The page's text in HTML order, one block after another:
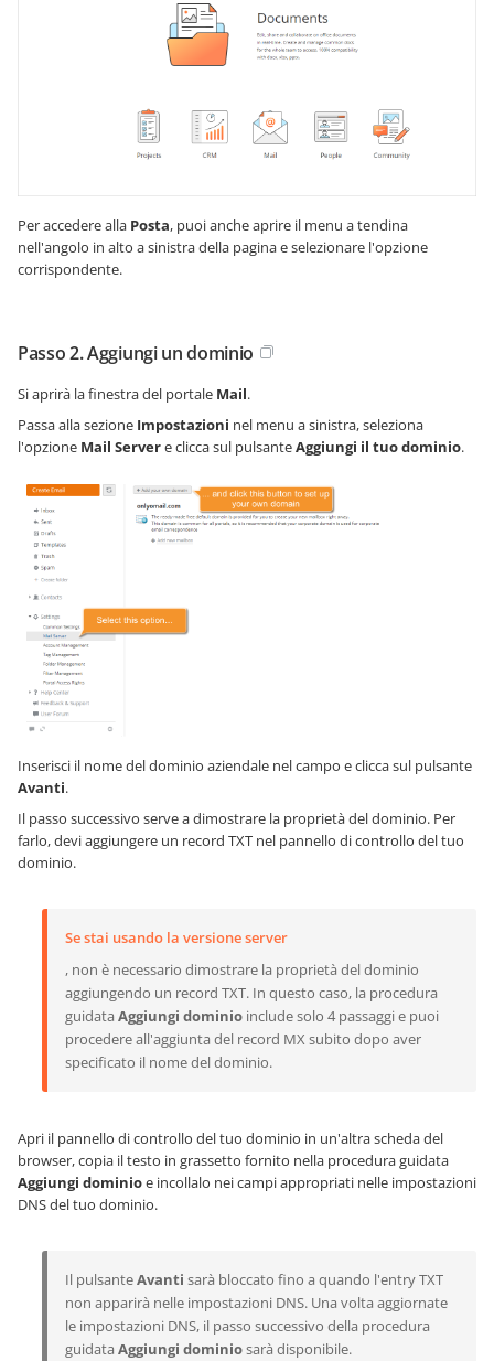
Per accedere alla Posta, puoi anche aprire il menu a tendina
nell'angolo in alto a sinistra della pagina e selezionare l'opzione
corrispondente.
Passo 2. Aggiungi un dominio
Si aprirà la finestra del portale Mail.
Passa alla sezione Impostazioni nel menu a sinistra, seleziona
l'opzione Mail Servere clicca sul pulsanteAggiungi il tuo dominio.
Inserisci il nome del dominio aziendale nel campo e clicca sul pulsante
Avanti.
Il passo successivo serve a dimostrare la proprietà del dominio. Per
farlo, devi aggiungere un record TXT nel pannello di controllo del tuo
dominio.
Se stai usando la versione server
, non è necessario dimostrare la proprietà del dominio
aggiungendo un record TXT. In questo caso, la procedura
guidata Aggiungi dominio include solo 4 passaggi e puoi
procedere all'aggiunta del record MX subito dopo aver
specificato il nome del dominio.
Apri il pannello di controllo del tuo dominio in un'altra scheda del
browser, copia il testo in grassetto fornito nella procedura guidata
Aggiungi dominioe incollalo nei campi appropriati nelle impostazioni
DNS del tuo dominio.
Il pulsanteAvanti sarà bloccato fino a quando l'entry TXT
non apparirà nelle impostazioni DNS. Una volta aggiornate
le impostazioni DNS, il passo successivo della procedura
guidata Aggiungi dominiosarà disponibile.